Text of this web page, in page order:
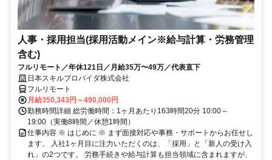
人事・採用担当(採用活動メイン※給与計算・労務管理
含む)
フルリモート／年休121日／月給35万〜49万／代表直下
日本スキルプロバイダ株式会社
フルリモート
月給350,343円～490,000円
勤務時間詳細 総労働時間：1ヶ月あたり163時間20分 10:00～
19:00（実働8時間／休憩1時間）
仕事内容 ※ はじめに ※ まず面接対応や事務・サポートからお任せし
ます。 入社1ヶ月目に注力いただくのは、「採用」と「新人の受け入
れ」の2つです。 労務手続きや給与計算も担当領域に含まれますが、